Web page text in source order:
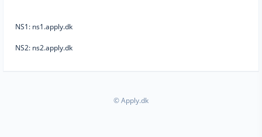
NS1: ns1.apply.dk
NS2: ns2.apply.dk
© Apply.dk